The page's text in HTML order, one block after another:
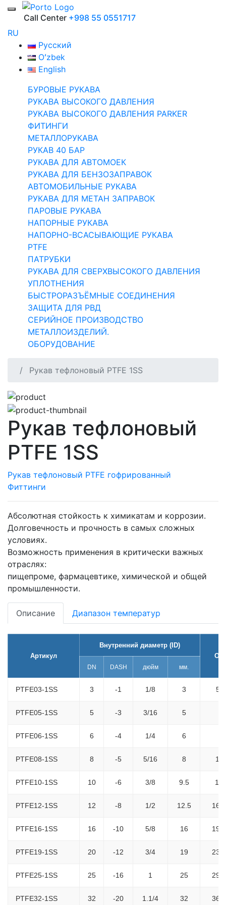
Call Center +998 55 0551717
RU
Русский
Oʻzbek
English
БУРОВЫЕ РУКАВА
РУКАВА ВЫСОКОГО ДАВЛЕНИЯ
РУКАВА ВЫСОКОГО ДАВЛЕНИЯ PARKER
ФИТИНГИ
МЕТАЛЛОРУКАВА
РУКАВ 40 БАР
РУКАВА ДЛЯ АВТОМОЕК
РУКАВА ДЛЯ БЕНЗОЗАПРАВОК
АВТОМОБИЛЬНЫЕ РУКАВА
РУКАВА ДЛЯ МЕТАН ЗАПРАВОК
ПАРОВЫЕ РУКАВА
НАПОРНЫЕ РУКАВА
НАПОРНО-ВСАСЫВАЮЩИЕ РУКАВА
PTFE
ПАТРУБКИ
РУКАВА ДЛЯ СВЕРХВЫСОКОГО ДАВЛЕНИЯ
УПЛОТНЕНИЯ
БЫСТРОРАЗЪЁМНЫЕ СОЕДИНЕНИЯ
ЗАЩИТА ДЛЯ РВД
СЕРИЙНОЕ ПРОИЗВОДСТВО
МЕТАЛЛОИЗДЕЛИЙ.
ОБОРУДОВАНИЕ
Рукав тефлоновый PTFE 1SS
Рукав тефлоновый
PTFE 1SS
Рукав тефлоновый PTFE гофрированный
Фиттинги
Абсолютная стойкость к химикатам и коррозии.
Долговечность и прочность в самых сложных
условиях.
Возможность применения в критически важных
отраслях:
пищепроме, фармацевтике, химической и общей
промышленности.
Описание Диапазон температур
Артикул
Внутренний диаметр (ID)
DN DASH дюйм мм.
PTFE03-1SS 3 -1 1/8 3
PTFE05-1SS 5 -3 3/16 5
PTFE06-1SS 6 -4 1/4 6
PTFE08-1SS 8 -5 5/16 8
PTFE10-1SS 10 -6 3/8 9.5
PTFE12-1SS 12 -8 1/2 12.5
PTFE16-1SS 16 -10 5/8 16
PTFE19-1SS 20 -12 3/4 19
PTFE25-1SS 25 -16 1 25
PTFE32-1SS 32 -20 1.1/4 32